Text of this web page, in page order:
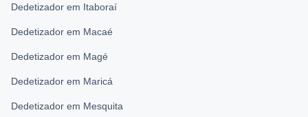
Dedetizador em Itaboraí
Dedetizador em Macaé
Dedetizador em Magé
Dedetizador em Maricá
Dedetizador em Mesquita